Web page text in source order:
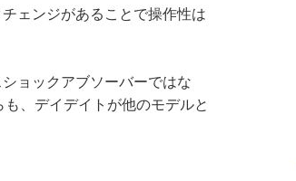
ェンジがあることで操作性は
ョックアブソーバーではな
、デイデイトが他のモデルと